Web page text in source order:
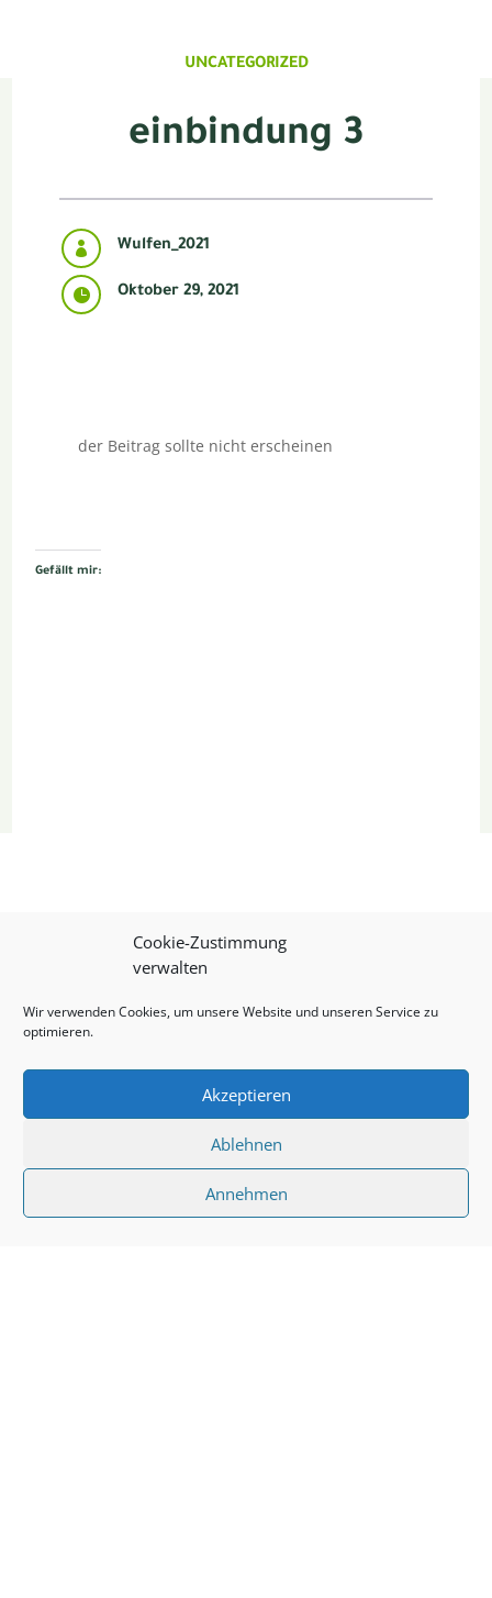
Cookie-Zustimmung
verwalten
Wir verwenden Cookies, um unsere Website und unseren Service zu
optimieren.
Akzeptieren
Ablehnen
Annehmen
UNCATEGORIZED
einbindung 3
 Wulfen_2021
 Oktober 29, 2021
der Beitrag sollte nicht erscheinen
Gefällt mir:
Weitere Berichte von
den Wölfen
Viel mehr über uns findet ihr auch